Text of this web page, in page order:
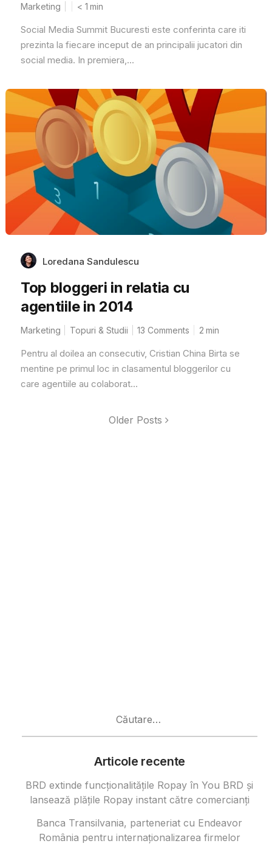
Marketing < 1 min
Social Media Summit Bucuresti este conferinta care iti
prezinta la fiecare inceput de an principalii jucatori din
social media. In premiera,...
Loredana Sandulescu
Top bloggeri in relatia cu
agentiile in 2014
Marketing Topuri & Studii 13 Comments 2 min
Pentru al doilea an consecutiv, Cristian China Birta se
mentine pe primul loc in clasamentul bloggerilor cu
care agentiile au colaborat...
Older Posts
Articole recente
BRD extinde funcționalitățile Ropay în You BRD și
lansează plățile Ropay instant către comercianți
Banca Transilvania, parteneriat cu Endeavor
România pentru internaționalizarea firmelor